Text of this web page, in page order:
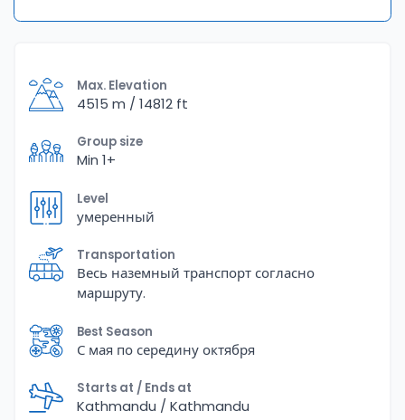
Max. Elevation
4515 m / 14812 ft
Group size
Min 1+
Level
умеренный
Transportation
Весь наземный транспорт согласно
маршруту.
Best Season
С мая по середину октября
Starts at / Ends at
Kathmandu / Kathmandu